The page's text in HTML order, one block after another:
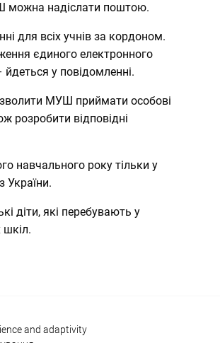
можна надіслати поштою.
для всіх учнів за кордоном.
єдиного електронного
у повідомленні.
МУШ приймати особові
розробити відповідні
навчального року тільки у
України.
діти, які перебувають у
шкіл.
and adaptivity